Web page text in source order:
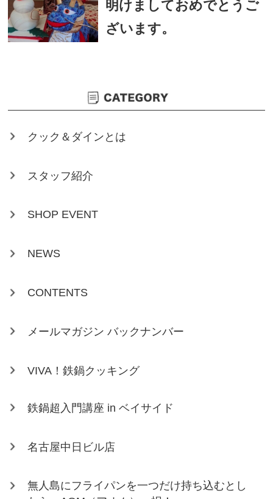
明けましておめでとうご
ざいます。
クック＆ダインとは
スタッフ紹介
SHOP EVENT
NEWS
CONTENTS
メールマガジン バックナンバー
VIVA！鉄鍋クッキング
鉄鍋超入門講座 in ベイサイド
名古屋中日ビル店
無人島にフライパンを一つだけ持ち込むとし